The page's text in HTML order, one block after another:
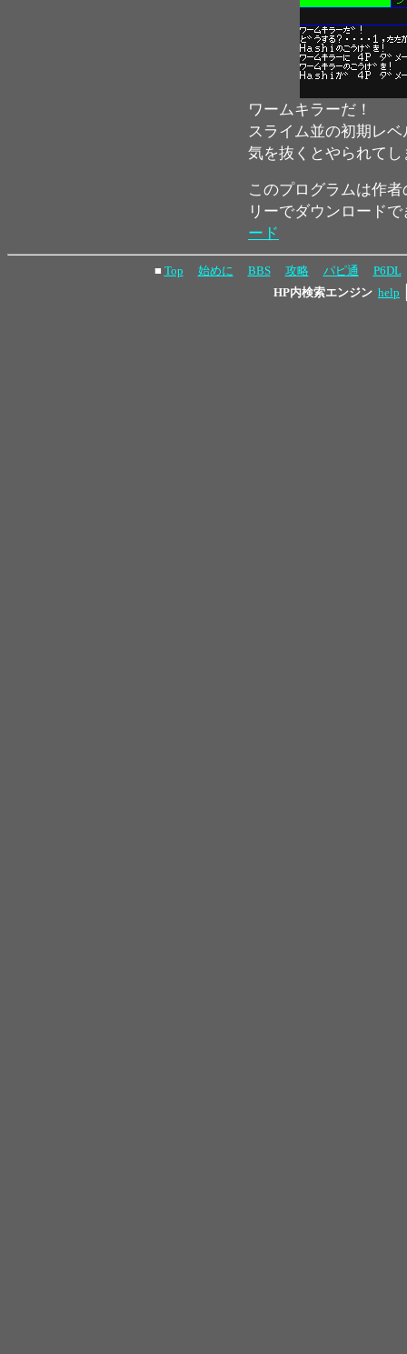
ワームキラーだ！
スライム並の初期レ
気を抜くとやられてし
このプログラムは作
リーでダウンロード
ード
■ Top 始めに BBS 攻略 パピ通
P6DL
HP内検索エンジン help